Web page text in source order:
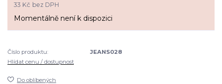
33 Kč bez DPH
Momentálně není k dispozici
Číslo produktu:
JEANS028
Hlídat cenu / dostupnost
Do oblíbených